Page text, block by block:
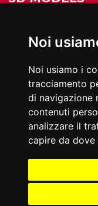
Noi
Noi usiamo i
tracciamento
di navigazione
contenuti
analizzare il
capire da
CATALOGO
Toorx e un marchio di
01055180069 Ufficio del
Alessandria - REA
interamente versato
SEGUICI: